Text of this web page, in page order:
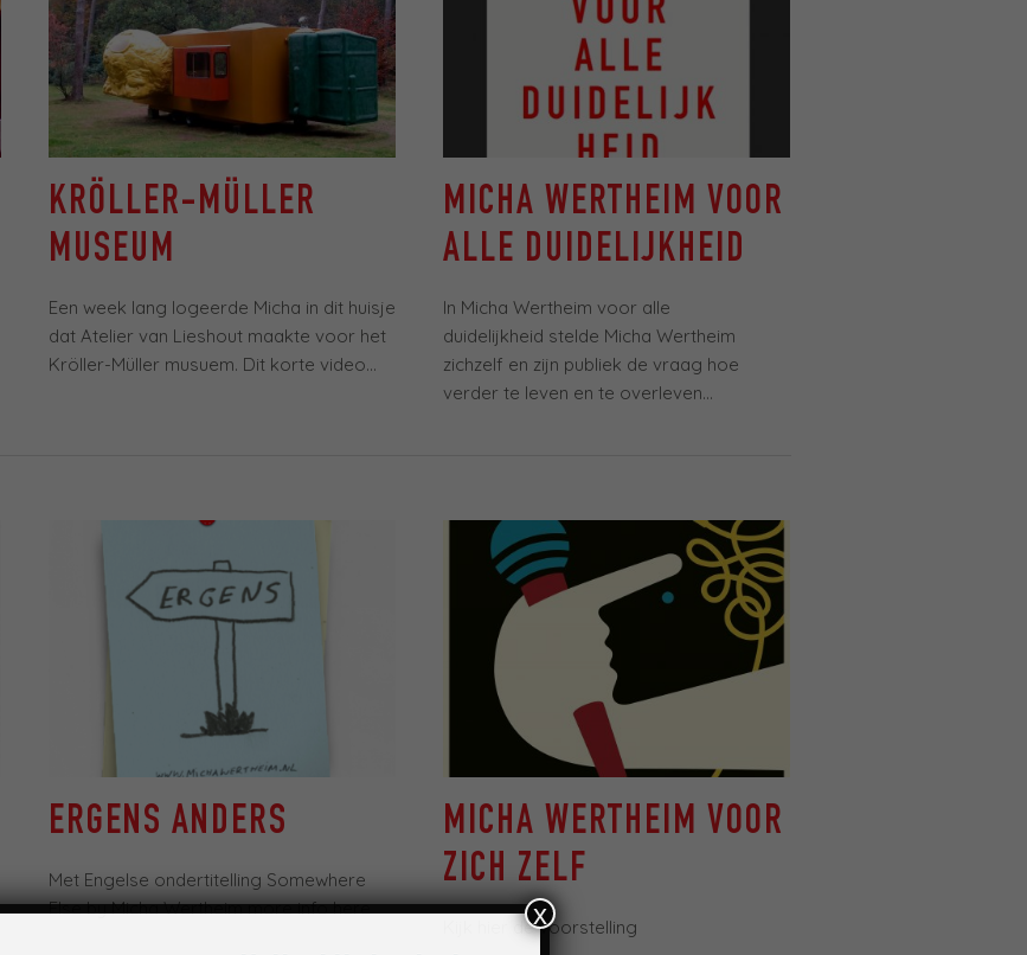
KRÖLLER-MÜLLER
MUSEUM
Een week lang logeerde Micha in dit huisje
dat Atelier van Lieshout maakte voor het
Kröller-Müller musuem. Dit korte video...
MICHA WERTHEIM VOOR
ALLE DUIDELIJKHEID
In Micha Wertheim voor alle
duidelijkheid stelde Micha Wertheim
zichzelf en zijn publiek de vraag hoe
verder te leven en te overleven...
ERGENS ANDERS
Met Engelse ondertitelling Somewhere
Else by Micha Wertheim more info here
MICHA WERTHEIM VOOR
ZICH ZELF
Kijk hier de voorstelling
x